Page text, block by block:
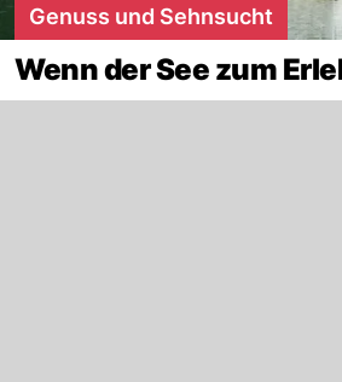
Genuss und Sehnsucht
Wenn der See zum